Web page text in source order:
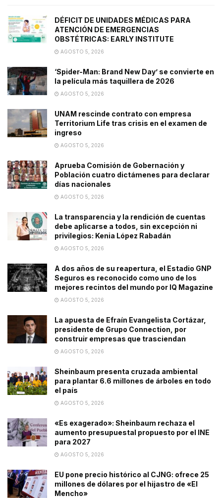
DÉFICIT DE UNIDADES MÉDICAS PARA
ATENCIÓN DE EMERGENCIAS
OBSTÉTRICAS: EARLY INSTITUTE
AGOSTO 5, 2026
‘Spider-Man: Brand New Day’ se convierte en
la película más taquillera de 2026
AGOSTO 5, 2026
UNAM rescinde contrato con empresa
Territorium Life tras crisis en el examen de
ingreso
AGOSTO 5, 2026
Aprueba Comisión de Gobernación y
Población cuatro dictámenes para declarar
días nacionales
AGOSTO 5, 2026
La transparencia y la rendición de cuentas
debe aplicarse a todos, sin excepción ni
privilegios: Kenia López Rabadán
AGOSTO 5, 2026
A dos años de su reapertura, el Estadio GNP
Seguros es reconocido como uno de los
mejores recintos del mundo por IQ Magazine
AGOSTO 5, 2026
La apuesta de Efraín Evangelista Cortázar,
presidente de Grupo Connection, por
construir empresas que trasciendan
AGOSTO 5, 2026
Sheinbaum presenta cruzada ambiental
para plantar 6.6 millones de árboles en todo
el país
AGOSTO 5, 2026
«Es exagerado»: Sheinbaum rechaza el
aumento presupuestal propuesto por el INE
para 2027
AGOSTO 5, 2026
EU pone precio histórico al CJNG: ofrece 25
millones de dólares por el hijastro de «El
Mencho»